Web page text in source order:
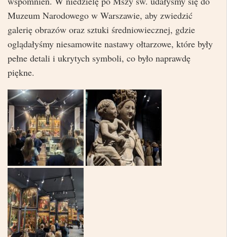
Muzeum Narodowego w Warszawie, aby zwiedzić
galerię obrazów oraz sztuki średniowiecznej, gdzie
oglądałyśmy niesamowite nastawy ołtarzowe, które były
pełne detali i ukrytych symboli, co było naprawdę
piękne.